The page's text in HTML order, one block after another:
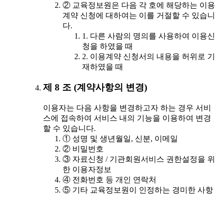
② 교육정보원은 다음 각 호에 해당하는 이용
계약 신청에 대하여는 이를 거절할 수 있습니
다.
1. 다른 사람의 명의를 사용하여 이용신
청을 하였을 때
2. 이용계약 신청서의 내용을 허위로 기
재하였을 때
제 8 조 (계약사항의 변경)
이용자는 다음 사항을 변경하고자 하는 경우 서비
스에 접속하여 서비스 내의 기능을 이용하여 변경
할 수 있습니다.
① 성명 및 생년월일, 신분, 이메일
② 비밀번호
③ 자료신청 / 기관회원서비스 권한설정을 위
한 이용자정보
④ 전화번호 등 개인 연락처
⑤ 기타 교육정보원이 인정하는 경미한 사항